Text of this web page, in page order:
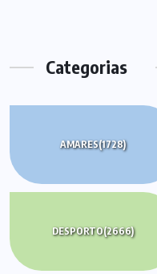
Categorias
AMARES(1728)
DESPORTO(2666)